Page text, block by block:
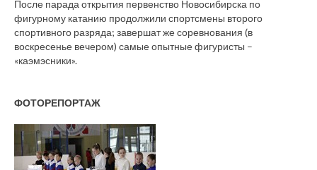
После парада открытия первенство Новосибирска по
фигурному катанию продолжили спортсмены второго
спортивного разряда; завершат же соревнования (в
воскресенье вечером) самые опытные фигуристы –
«каэмэсники».
ФОТОРЕПОРТАЖ